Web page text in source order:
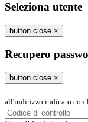
Seleziona utente
button close ×
Recupero
button close ×
all'indirizzo indicato con